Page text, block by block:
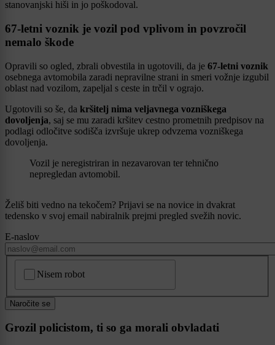
stanovanjski hiši in jo poškodoval.
67-letni voznik je vozil pod vplivom in povzročil
nemalo škode
Opravili so ogled, zbrali obvestila in ugotovili, da je 67-letni voznik
osebnega avtomobila zaradi nepravilne strani in smeri vožnje izgubil
oblast nad vozilom, zapeljal s ceste in trčil v ograjo.
Ugotovili so še, da kršitelj nima veljavnega vozniškega
dovoljenja, saj se mu zaradi kršitev cestno prometnih predpisov na
podlagi odločitve sodišča izvršuje ukrep odvzema vozniškega
dovoljenja.
Vozil je neregistriran in nezavarovan ter tehnično
nepregledan avtomobil.
Želiš biti vedno na tekočem? Prijavi se na novice in dvakrat
tedensko v svoj email nabiralnik prejmi pregled svežih novic.
E-naslov
Nisem robot
Naročite se
Grozil policistom, ti so ga morali obvladati